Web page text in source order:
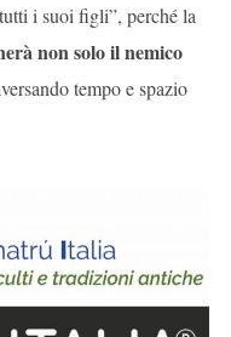
i suoi figli”, perché la
non solo il nemico
tempo e spazio